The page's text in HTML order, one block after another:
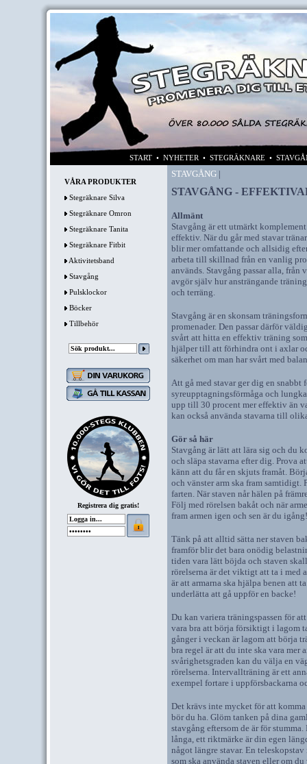
START • NYHETER • STEGRÄKNARE •
VÅRA PRODUKTER
Stegräknare Silva
Stegräknare Omron
Stegräknare Tanita
Stegräknare Fitbit
Aktivitetsband
Stavgång
Pulsklockor
Böcker
Tillbehör
Registrera dig gratis!
STAVGÅNG|
STAVGÅNG -
Allmänt
Stavgång är ett utmärkt
effektiv. När du går med stavar
blir mer omfattande och allsidig
arbeta till skillnad från en vanlig
används. Stavgång passar alla,
avgör själv hur ansträngande
och terräng.
Stavgång är en skonsam
promenader. Den passar därför
svårt att hitta en effektiv träning
hjälper till att förhindra ont i axlar
säkerhet om man har svårt med
Att gå med stavar ger dig en
syreupptagningsförmåga och
upp till 30 procent mer effektiv än
kan också använda stavarna till
Gör så här
Stavgång är lätt att lära sig och du
och släpa stavarna efter dig. Prova
känn att du får en skjuts framåt.
och vänster arm ska fram
farten. När staven når hälen på
Följ med rörelsen bakåt och när
fram armen igen och sen är du igång!
Tänk på att alltid sätta ner staven
framför blir det bara onödig
tiden vara lätt böjda och staven
rörelserna är det viktigt att ta i med
är att armarna ska hjälpa benen att
underlätta att gå uppför en backe!
Du kan variera träningspassen för
vara bra att börja försiktigt i lagom
gånger i veckan är lagom att börja
bra regel är att du inte ska vara mer
svårighetsgraden kan du välja en
rörelserna. Intervallträning är ett
exempel fortare i uppförsbackarna
Det krävs inte mycket för att
bör du ha. Glöm tanken på dina
stavgång eftersom de är för
långa, ett riktmärke är din egen
något längre stavar. En
som ska använda staven eller om